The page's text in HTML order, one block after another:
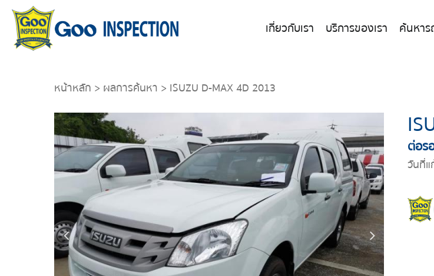
เกี่ยวกับเรา บริการของเรา ค้นหา
หน้าหลัก > ผลการค้นหา > ISUZU D-MAX 4D 2013
ต่อร
วันที่